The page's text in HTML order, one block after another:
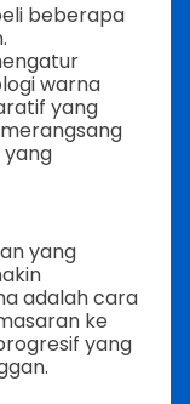
beberapa
warna
yang
yang
yang
adalah cara
ke
yang